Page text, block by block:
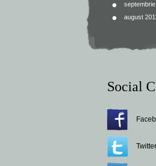
septembrie
august
Social
Twitter